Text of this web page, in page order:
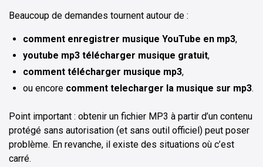
Beaucoup de demandes tournent autour de :
comment enregistrer musique YouTube en mp3,
youtube mp3 télécharger musique gratuit,
comment télécharger musique mp3,
ou encore comment telecharger la musique sur mp3.
Point important : obtenir un fichier MP3 à partir d’un contenu
protégé sans autorisation (et sans outil officiel) peut poser
problème. En revanche, il existe des situations où c’est
carré.